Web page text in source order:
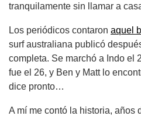
tranquilamente sin llamar a
Los periódicos contaron aquel
surf australiana publicó
completa. Se marchó a Indo el
fue el 26, y Ben y Matt lo
dice pronto…
A mí me contó la historia, años